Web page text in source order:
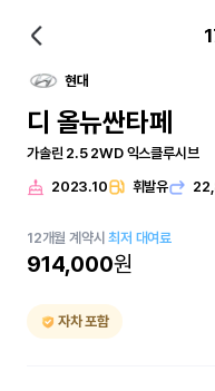
현대
디 올뉴싼타페
가솔린 2.5 2WD 익스클루시브
2023.10 휘발유
12개월 계약시최저 대여료
914,000원
자차 포함